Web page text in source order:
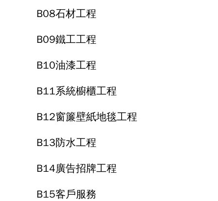
B08石材工程
B09鐵工工程
B10油漆工程
B11系統櫥櫃工程
B12窗簾壁紙地毯工程
B13防水工程
B14廣告招牌工程
B15客戶服務